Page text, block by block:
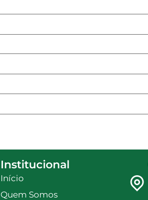
Institucional
Início
Quem Somos